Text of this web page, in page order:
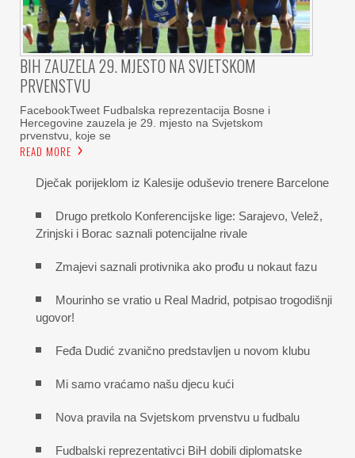
BIH ZAUZELA 29. MJESTO NA SVJETSKOM
PRVENSTVU
FacebookTweet Fudbalska reprezentacija Bosne i
Hercegovine zauzela je 29. mjesto na Svjetskom
prvenstvu, koje se
READ MORE
Dječak porijeklom iz Kalesije oduševio trenere Barcelone
Drugo pretkolo Konferencijske lige: Sarajevo, Velež,
Zrinjski i Borac saznali potencijalne rivale
Zmajevi saznali protivnika ako prođu u nokaut fazu
Mourinho se vratio u Real Madrid, potpisao trogodišnji
ugovor!
Feđa Dudić zvanično predstavljen u novom klubu
Mi samo vraćamo našu djecu kući
Nova pravila na Svjetskom prvenstvu u fudbalu
Fudbalski reprezentativci BiH dobili diplomatske